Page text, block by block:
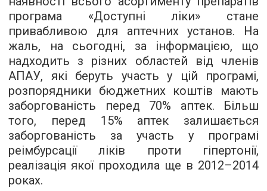
програма «Доступні ліки» стане
привабливою для аптечних установ. На
жаль, на сьогодні, за інформацією, що
надходить з різних областей від членів
АПАУ, які беруть участь у цій програмі,
розпорядники бюджетних коштів мають
заборгованість перед 70% аптек. Більш
того, перед 15% аптек залишається
заборгованість за участь у програмі
реімбурсації ліків проти гіпертонії,
реалізація якої проходила ще в 2012–2014
роках.